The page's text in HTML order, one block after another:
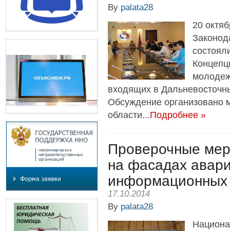
By palata28
20
входящих в
Обсуждение
области...Подробнее »
Проверочные
на фасадах
информационных
17.10.2014
By palata28